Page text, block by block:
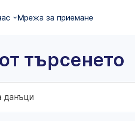
Мрежа за приемане
търсенето